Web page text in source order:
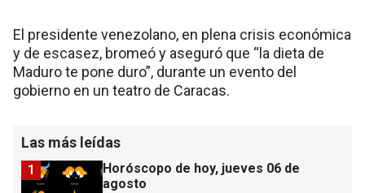
El presidente venezolano, en plena crisis económica
y de escasez, bromeó y aseguró que “la dieta de
Maduro te pone duro”, durante un evento del
gobierno en un teatro de Caracas.
Las más leídas
Horóscopo de hoy, jueves 06 de
agosto
1